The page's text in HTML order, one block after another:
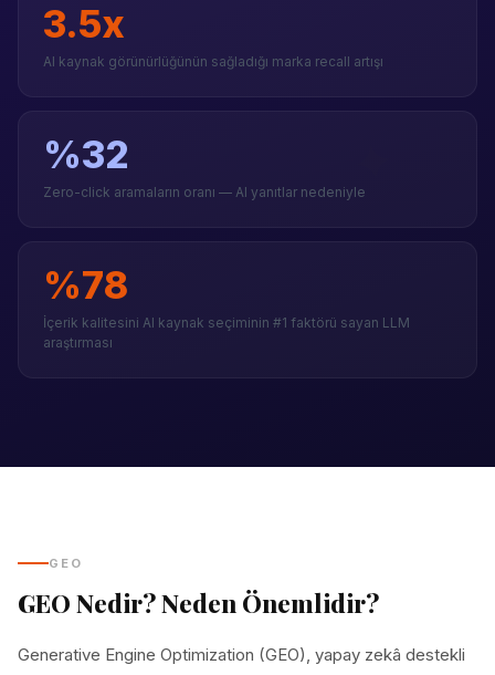
3.5x
AI kaynak görünürlüğünün sağladığı marka recall artışı
%32
Zero-click aramaların oranı — AI yanıtlar nedeniyle
%78
İçerik kalitesini AI kaynak seçiminin #1 faktörü sayan LLM
araştırması
GEO
GEO Nedir? Neden Önemlidir?
Generative Engine Optimization (GEO), yapay zekâ destekli